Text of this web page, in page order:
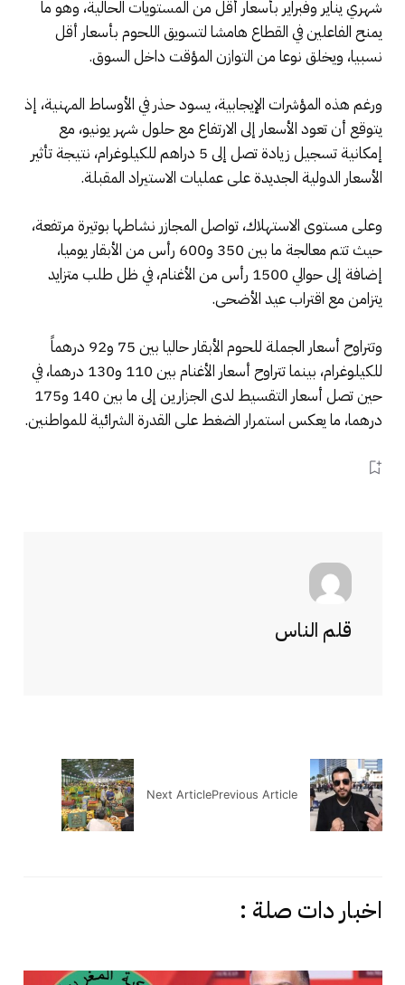
شهري يناير وفبراير بأسعار أقل من المستويات الحالية، وهو ما
يمنح الفاعلين في القطاع هامشا لتسويق اللحوم بأسعار أقل
نسبيا، ويخلق نوعا من التوازن المؤقت داخل السوق.
ورغم هذه المؤشرات الإيجابية، يسود حذر في الأوساط المهنية، إذ
يتوقع أن تعود الأسعار إلى الارتفاع مع حلول شهر يونيو، مع
إمكانية تسجيل زيادة تصل إلى 5 دراهم للكيلوغرام، نتيجة تأثير
الأسعار الدولية الجديدة على عمليات الاستيراد المقبلة.
وعلى مستوى الاستهلاك، تواصل المجازر نشاطها بوتيرة مرتفعة،
حيث تتم معالجة ما بين 350 و600 رأس من الأبقار يوميا،
إضافة إلى حوالي 1500 رأس من الأغنام، في ظل طلب متزايد
يتزامن مع اقتراب عيد الأضحى.
وتتراوح أسعار الجملة للحوم الأبقار حاليا بين 75 و92 درهماً
للكيلوغرام، بينما تتراوح أسعار الأغنام بين 110 و130 درهما، في
حين تصل أسعار التقسيط لدى الجزارين إلى ما بين 140 و175
درهما، ما يعكس استمرار الضغط على القدرة الشرائية للمواطنين.
قلم الناس
Previous Article
Next Article
اخبار دات صلة :